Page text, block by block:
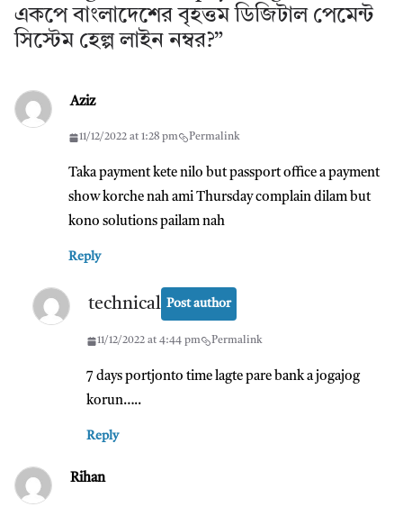
একপে বাংলাদেশের বৃহত্তম ডিজিটাল পেমেন্ট
সিস্টেম হেল্প লাইন নম্বর?”
Aziz
11/12/2022 at 1:28 pm Permalink
Taka payment kete nilo but passport office a payment
show korche nah ami Thursday complain dilam but
kono solutions pailam nah
Reply
technical Post author
11/12/2022 at 4:44 pm Permalink
7 days portjonto time lagte pare bank a jogajog
korun…..
Reply
Rihan